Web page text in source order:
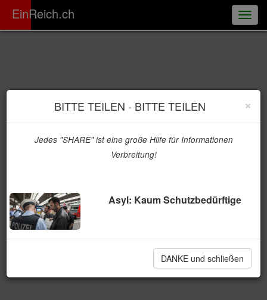
EinReich.ch
ER
×
BITTE TEILEN - BITTE TEILEN
Jedes "SHARE" ist eine große Hilfe für Informationen
Verbreitung!
Asyl: Kaum Schutzbedürftige
DANKE und schließen